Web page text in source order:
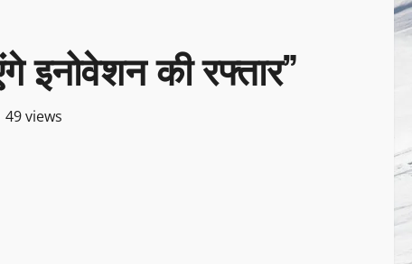
इनोवेशन की रफ्तार”
49 views